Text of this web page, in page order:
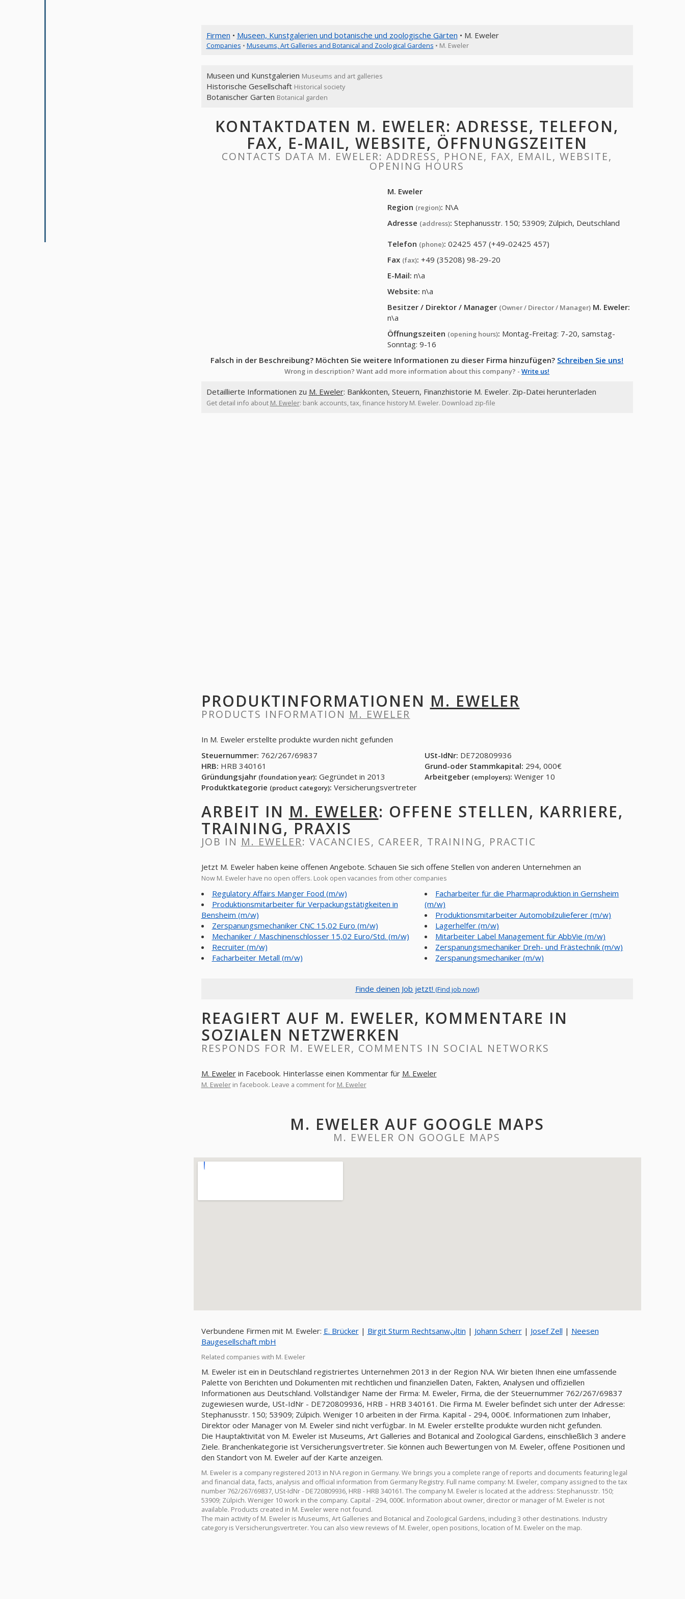
Firmen • Museen, Kunstgalerien und botanische und zoologische Gärten • M. Eweler
Companies • Museums, Art Galleries and Botanical and Zoological Gardens • M. Eweler
Museen und Kunstgalerien Museums and art galleries
Historische Gesellschaft Historical society
Botanischer Garten Botanical garden
KONTAKTDATEN M. EWELER: ADRESSE, TELEFON,
FAX, E-MAIL, WEBSITE, ÖFFNUNGSZEITEN
CONTACTS DATA M. EWELER: ADDRESS, PHONE, FAX, EMAIL, WEBSITE,
OPENING HOURS
M. Eweler
Region (region): N\A
Adresse (address): Stephanusstr. 150; 53909; Zülpich, Deutschland
Telefon (phone): 02425 457 (+49-02425 457)
Fax (fax): +49 (35208) 98-29-20
E-Mail: n\a
Website: n\a
Besitzer / Direktor / Manager (Owner / Director / Manager) M. Eweler:
n\a
Öffnungszeiten (opening hours): Montag-Freitag: 7-20, samstag-
Sonntag: 9-16
Falsch in der Beschreibung? Möchten Sie weitere Informationen zu dieser Firma hinzufügen? Schreiben Sie uns!
Wrong in description? Want add more information about this company? -Write us!
Detaillierte Informationen zu M. Eweler: Bankkonten, Steuern, Finanzhistorie M. Eweler. Zip-Datei herunterladen
Get detail info about M. Eweler: bank accounts, tax, finance history M. Eweler. Download zip-file
PRODUKTINFORMATIONEN M. EWELER
PRODUCTS INFORMATION M. EWELER
In M. Eweler erstellte produkte wurden nicht gefunden
Steuernummer: 762/267/69837 USt-IdNr: DE720809936
HRB: HRB 340161 Grund-oder Stammkapital: 294, 000€
Gründungsjahr (foundation year): Gegründet in 2013 Arbeitgeber (employers): Weniger 10
Produktkategorie (product category): Versicherungsvertreter
ARBEIT IN M. EWELER: OFFENE STELLEN, KARRIERE,
TRAINING, PRAXIS
JOB IN M. EWELER: VACANCIES, CAREER, TRAINING, PRACTIC
Jetzt M. Eweler haben keine offenen Angebote. Schauen Sie sich offene Stellen von anderen Unternehmen an
Now M. Eweler have no open offers. Look open vacancies from other companies
Regulatory Affairs Manger Food (m/w)
Produktionsmitarbeiter für Verpackungstätigkeiten in
Bensheim (m/w)
Zerspanungsmechaniker CNC 15,02 Euro (m/w)
Mechaniker / Maschinenschlosser 15,02 Euro/Std. (m/w)
Recruiter (m/w)
Facharbeiter Metall (m/w)
Facharbeiter für die Pharmaproduktion in Gernsheim
(m/w)
Produktionsmitarbeiter Automobilzulieferer (m/w)
Lagerhelfer (m/w)
Mitarbeiter Label Management für AbbVie (m/w)
Zerspanungsmechaniker Dreh- und Frästechnik (m/w)
Zerspanungsmechaniker (m/w)
Finde deinen Job jetzt! (Find job now!)
REAGIERT AUF M. EWELER, KOMMENTARE IN
SOZIALEN NETZWERKEN
RESPONDS FOR M. EWELER, COMMENTS IN SOCIAL NETWORKS
M. Ewelerin Facebook. Hinterlasse einen Kommentar für M. Eweler
M. Ewelerin facebook. Leave a comment for M. Eweler
M. EWELER AUF GOOGLE MAPS
M. EWELER ON GOOGLE MAPS
Verbundene Firmen mit M. Eweler: E. Brücker| Birgit Sturm Rechtsanwنltin | Johann Scherr| Josef Zell | Neesen
Baugesellschaft mbH
Related companies with M. Eweler
M. Eweler ist ein in Deutschland registriertes Unternehmen 2013 in der Region N\A. Wir bieten Ihnen eine umfassende
Palette von Berichten und Dokumenten mit rechtlichen und finanziellen Daten, Fakten, Analysen und offiziellen
Informationen aus Deutschland. Vollständiger Name der Firma: M. Eweler, Firma, die der Steuernummer 762/267/69837
zugewiesen wurde, USt-IdNr - DE720809936, HRB - HRB 340161. Die Firma M. Eweler befindet sich unter der Adresse:
Stephanusstr. 150; 53909; Zülpich. Weniger 10 arbeiten in der Firma. Kapital - 294, 000€. Informationen zum Inhaber,
Direktor oder Manager von M. Eweler sind nicht verfügbar. In M. Eweler erstellte produkte wurden nicht gefunden.
Die Hauptaktivität von M. Eweler ist Museums, Art Galleries and Botanical and Zoological Gardens, einschließlich 3 andere
Ziele. Branchenkategorie ist Versicherungsvertreter. Sie können auch Bewertungen von M. Eweler, offene Positionen und
den Standort von M. Eweler auf der Karte anzeigen.
M. Eweler is a company registered 2013 in N\A region in Germany. We brings you a complete range of reports and documents featuring legal
and financial data, facts, analysis and official information from Germany Registry. Full name company: M. Eweler, company assigned to the tax
number 762/267/69837, USt-IdNr - DE720809936, HRB - HRB 340161. The company M. Eweler is located at the address: Stephanusstr. 150;
53909; Zülpich. Weniger 10 work in the company. Capital - 294, 000€. Information about owner, director or manager of M. Eweler is not
available. Products created in M. Eweler were not found.
The main activity of M. Eweler is Museums, Art Galleries and Botanical and Zoological Gardens, including 3 other destinations. Industry
category is Versicherungsvertreter. You can also view reviews of M. Eweler, open positions, location of M. Eweler on the map.